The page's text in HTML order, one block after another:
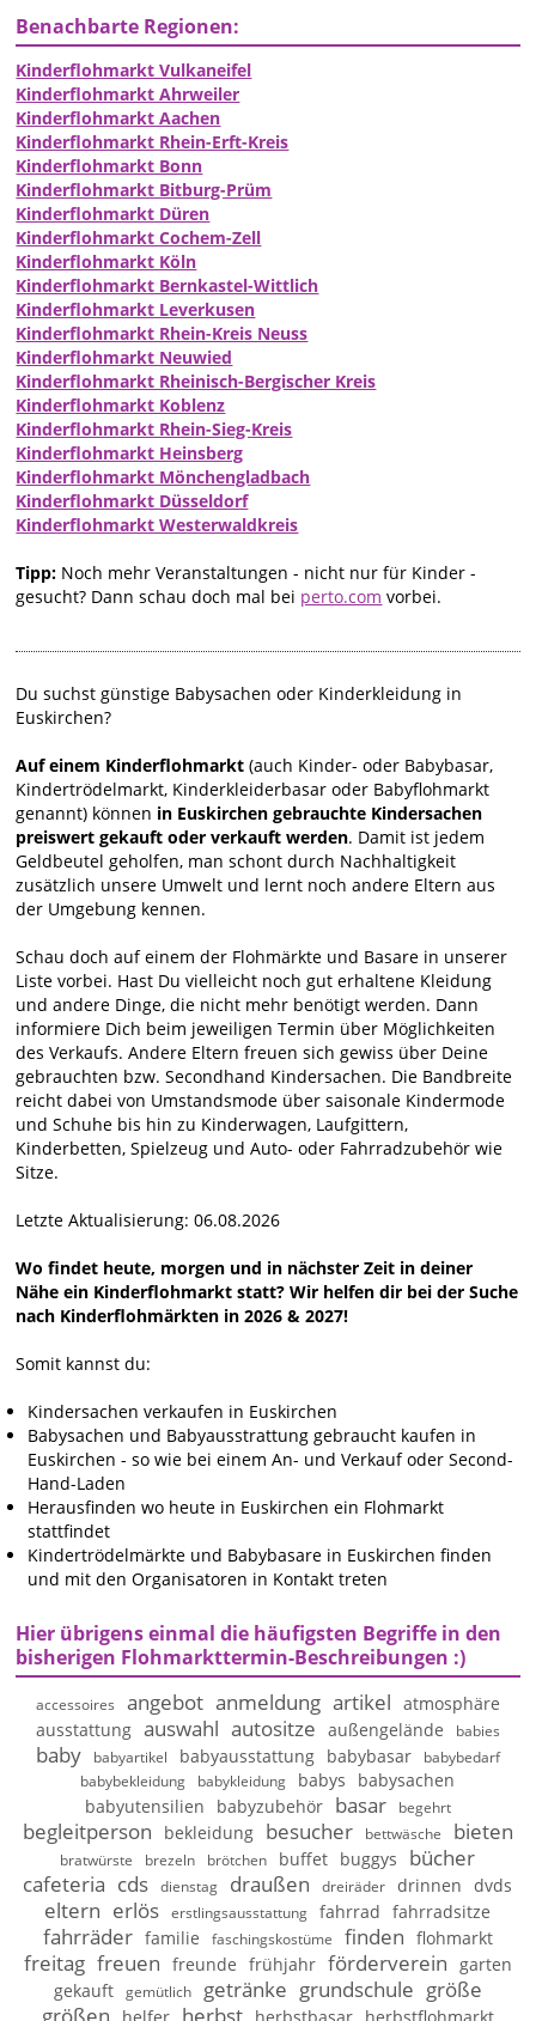
Benachbarte Regionen:
Kinderflohmarkt Vulkaneifel
Kinderflohmarkt Ahrweiler
Kinderflohmarkt Aachen
Kinderflohmarkt Rhein-Erft-Kreis
Kinderflohmarkt Bonn
Kinderflohmarkt Bitburg-Prüm
Kinderflohmarkt Düren
Kinderflohmarkt Cochem-Zell
Kinderflohmarkt Köln
Kinderflohmarkt Bernkastel-Wittlich
Kinderflohmarkt Leverkusen
Kinderflohmarkt Rhein-Kreis Neuss
Kinderflohmarkt Neuwied
Kinderflohmarkt Rheinisch-Bergischer Kreis
Kinderflohmarkt Koblenz
Kinderflohmarkt Rhein-Sieg-Kreis
Kinderflohmarkt Heinsberg
Kinderflohmarkt Mönchengladbach
Kinderflohmarkt Düsseldorf
Kinderflohmarkt Westerwaldkreis
Tipp: Noch mehr Veranstaltungen - nicht nur für Kinder -
gesucht? Dann schau doch mal bei perto.com vorbei.
Du suchst günstige Babysachen oder Kinderkleidung in
Euskirchen?
Auf einem Kinderflohmarkt (auch Kinder- oder Babybasar,
Kindertrödelmarkt, Kinderkleiderbasar oder Babyflohmarkt
genannt) können in Euskirchen gebrauchte Kindersachen
preiswert gekauft oder verkauft werden. Damit ist jedem
Geldbeutel geholfen, man schont durch Nachhaltigkeit
zusätzlich unsere Umwelt und lernt noch andere Eltern aus
der Umgebung kennen.
Schau doch auf einem der Flohmärkte und Basare in unserer
Liste vorbei. Hast Du vielleicht noch gut erhaltene Kleidung
und andere Dinge, die nicht mehr benötigt werden. Dann
informiere Dich beim jeweiligen Termin über Möglichkeiten
des Verkaufs. Andere Eltern freuen sich gewiss über Deine
gebrauchten bzw. Secondhand Kindersachen. Die Bandbreite
reicht dabei von Umstandsmode über saisonale Kindermode
und Schuhe bis hin zu Kinderwagen, Laufgittern,
Kinderbetten, Spielzeug und Auto- oder Fahrradzubehör wie
Sitze.
Letzte Aktualisierung: 06.08.2026
Wo findet heute, morgen und in nächster Zeit in deiner
Nähe ein Kinderflohmarkt statt? Wir helfen dir bei der Suche
nach Kinderflohmärkten in 2026 & 2027!
Somit kannst du:
Kindersachen verkaufen in Euskirchen
Babysachen und Babyausstrattung gebraucht kaufen in
Euskirchen - so wie bei einem An- und Verkauf oder Second-
Hand-Laden
Herausfinden wo heute in Euskirchen ein Flohmarkt
stattfindet
Kindertrödelmärkte und Babybasare in Euskirchen finden
und mit den Organisatoren in Kontakt treten
Hier übrigens einmal die häufigsten Begriffe in den
bisherigen Flohmarkttermin-Beschreibungen :)
accessoires angebot anmeldung artikel atmosphäre
ausstattung auswahl autositze außengelände babies
baby babyartikel babyausstattung babybasar
babybedarf
babybekleidung
babykleidung babys
babysachen
babyutensilien
babyzubehör basar begehrt
begleitperson bekleidung besucher bettwäsche bieten
bratwürste brezeln brötchen buffet buggys
bücher
cafeteria cds dienstag draußen dreiräder drinnen dvds
eltern erlös erstlingsausstattung fahrrad fahrradsitze
fahrräder familie faschingskostüme finden flohmarkt
freitag freuen freunde frühjahr förderverein garten
gekauft
gemütlich getränke grundschule größe